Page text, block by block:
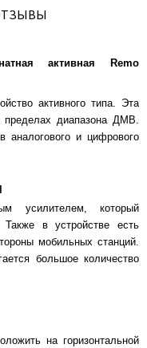
активная Remo
активного типа. Эта
пределах диапазона ДМВ.
аналогового и цифрового
усилителем, который
Также в устройстве есть
мобильных станций.
большое количество
на горизонтальной